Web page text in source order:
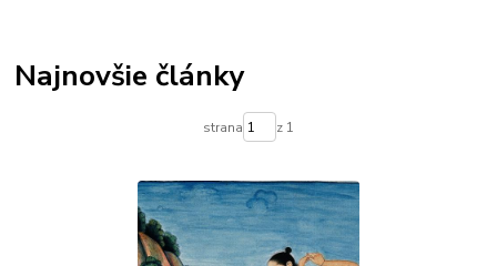
Najnovšie články
strana z 1